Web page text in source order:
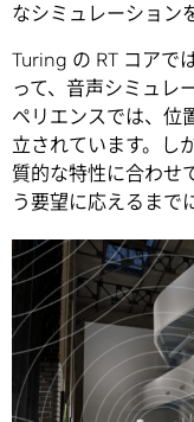
なシミュレーション
Turing の RT コアでは
って、音声シミュレ
ペリエンスでは、位
立されています。し
質的な特性に合わせ
う要望に応えるまで